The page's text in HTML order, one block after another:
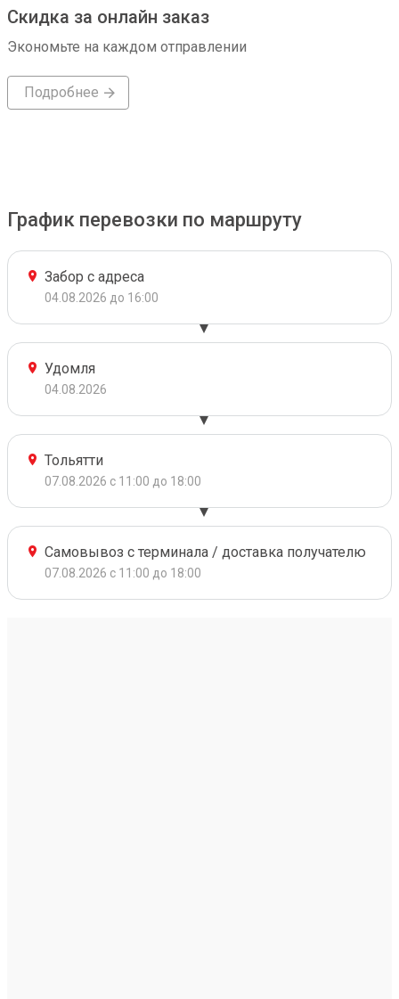
Скидка за онлайн заказ
Экономьте на каждом отправлении
Подробнее
График перевозки по маршруту
Забор с адреса
04.08.2026 до 16:00
Удомля
04.08.2026
Тольятти
07.08.2026 с 11:00 до 18:00
Самовывоз с терминала / доставка получателю
07.08.2026 с 11:00 до 18:00